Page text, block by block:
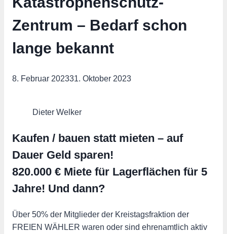
Zentrum – Bedarf schon
lange bekannt
8. Februar 202331. Oktober 2023
Dieter Welker
Kaufen / bauen statt mieten – auf
Dauer Geld sparen!
820.000 € Miete für Lagerflächen für 5
Jahre! Und dann?
Über 50% der Mitglieder der Kreistagsfraktion der
FREIEN WÄHLER waren oder sind ehrenamtlich aktiv